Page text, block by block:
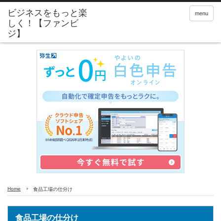
menu
Home 食品工場の仕分け
食品工場の仕分け